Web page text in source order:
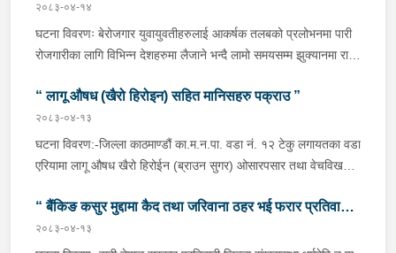
गर्ने व्यक्तिहरु पक्राउ"
२०८३-०४-१४
घटना विवरणः बेरोजगार युवायुवतीहरुलाई आकर्षक तलबको प्रलोभनमा पारी
रोजगारीका लागि विभिन्न देशहरुमा लैजाने भन्दै लामो समयसम्म झुक्यानमा राखि
अनुसन्धान हुँदा विदेश पठाउने भनि ठगी गर्ने निम्न प्रतिवादीहरुलाई काठमाडौं
उपत्यकाका विभिन्न स्थानहरुबाट पक्राउ गरी थप अनुसन्धान तथा आवश्यक
कारवाहीको लागि वैदेशिक रोजगार विभाग ताहाचल, काठमाडौं पठाईएको ।
पक्राउ व्यक्तिहरुको विवरणः-१. नाम थर :- पवन कुमार के.सी.
गा.पा. वडा नं.०६ । हाल :- जिल्ला काठमाडौं टोखा न.पा. वडा
नं.१० । देश :- सिंगापुर रकम :-
रु.७,००,०००।– (सात लाख)पक्राउ मिति :- २०८३/०४/१४ गते ।
“ लागू औषध (खैरो हिरोइन) सहित मानिसहरु पक्राउ ”
२०८३-०४-१३
घटना विवरण:-जिल्ला काठमाण्डौं का.म.न.पा. वडा नं. १२ टेकु लगायतका वडा
एरियामा लागू औषध खैरो हिरोईन (ब्राउन सुगर) ओसारपसार तथा वेचविखन
टोलीले मिति २०८३/०४/१२ गते अं १९;०० बजेको समयमा जिल्ला काठमाण्डौं
का.म.न.पा.वडा नं.१२ टेकु मयलवारीमा बा ४६ प १६२ नम्बरको स्कुटर रोकी
“ बैंकिङ कसुर मुद्दामा कैद तथा जरिवाना ठहर भई फरार प्रतिवादी
पक्राउ”
२०८३-०४-१३